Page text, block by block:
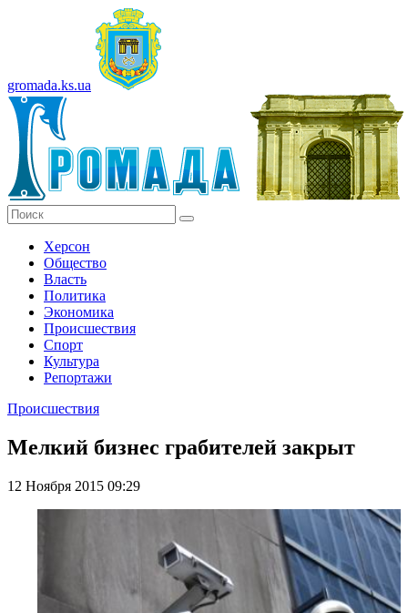
gromada.ks.ua
Херсон
Общество
Власть
Политика
Экономика
Происшествия
Спорт
Культура
Репортажи
Происшествия
Мелкий бизнес грабителей закрыт
12 Ноября 2015 09:29